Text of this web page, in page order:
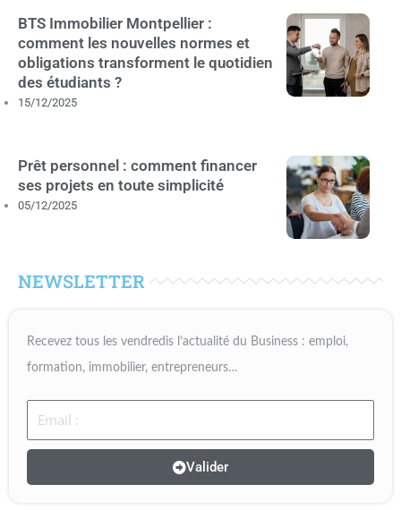
BTS Immobilier Montpellier :
comment les nouvelles normes et
obligations transforment le quotidien
des étudiants ?
15/12/2025
Prêt personnel : comment financer
ses projets en toute simplicité
05/12/2025
NEWSLETTER
Recevez tous les vendredis l’actualité du Business : emploi,
formation, immobilier, entrepreneurs…
Email
Valider